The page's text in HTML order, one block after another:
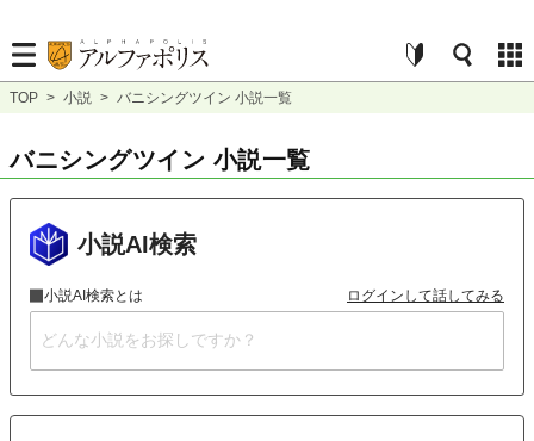
TOP > 小説 > バニシングツイン 小説一覧
バニシングツイン 小説一覧
小説AI検索
小説AI検索とは ログインして話してみる